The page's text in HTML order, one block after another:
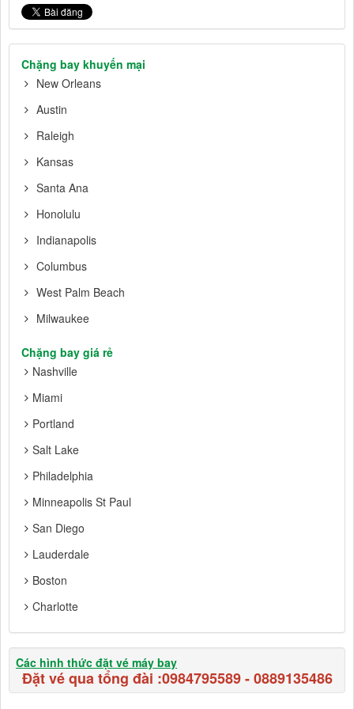
Chặng bay khuyến mại
New Orleans
Austin
Raleigh
Kansas
Santa Ana
Honolulu
Indianapolis
Columbus
West Palm Beach
Milwaukee
Chặng bay giá rẻ
Nashville
Miami
Portland
Salt Lake
Philadelphia
Minneapolis St Paul
San Diego
Lauderdale
Boston
Charlotte
Các hình thức đặt vé máy bay
Đặt vé qua tổng đài :0984795589-0889135486